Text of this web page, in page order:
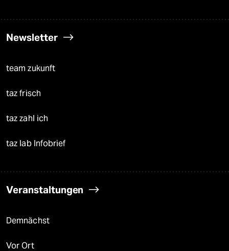
Newsletter
team zukunft
taz frisch
taz zahl ich
taz lab Infobrief
Veranstaltungen
Demnächst
Vor Ort